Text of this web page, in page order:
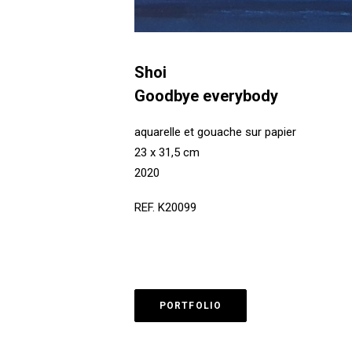
Shoi
Goodbye everybody
aquarelle et gouache sur papier
23 x 31,5 cm
2020
REF. K20099
PORTFOLIO